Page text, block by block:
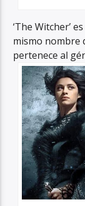
‘The Witcher’
mismo nombre
pertenece al